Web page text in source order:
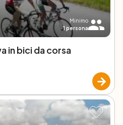
Minimo
1 persona
in bici da corsa